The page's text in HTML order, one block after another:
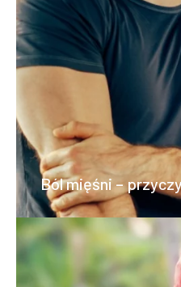
Ból mięśni –